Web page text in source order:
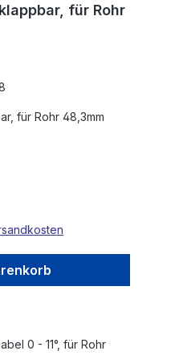
für Rohr
für Rohr 48,3mm